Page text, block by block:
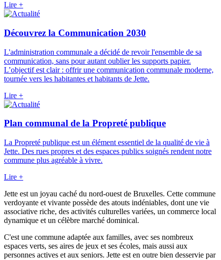
Lire +
Découvrez la Communication 2030
L'administration communale a décidé de revoir l'ensemble de sa
communication, sans pour autant oublier les supports papier.
L’objectif est clair : offrir une communication communale moderne,
tournée vers les habitantes et habitants de Jette.
Lire +
Plan communal de la Propreté publique
La Propreté publique est un élément essentiel de la qualité de vie à
Jette. Des rues propres et des espaces publics soignés rendent notre
commune plus agréable à vivre.
Lire +
Jette est un joyau caché du nord-ouest de Bruxelles. Cette commune
verdoyante et vivante possède des atouts indéniables, dont une vie
associative riche, des activités culturelles variées, un commerce local
dynamique et un célèbre marché dominical.
C'est une commune adaptée aux familles, avec ses nombreux
espaces verts, ses aires de jeux et ses écoles, mais aussi aux
personnes actives et aux seniors. Jette est en outre bien desservie par